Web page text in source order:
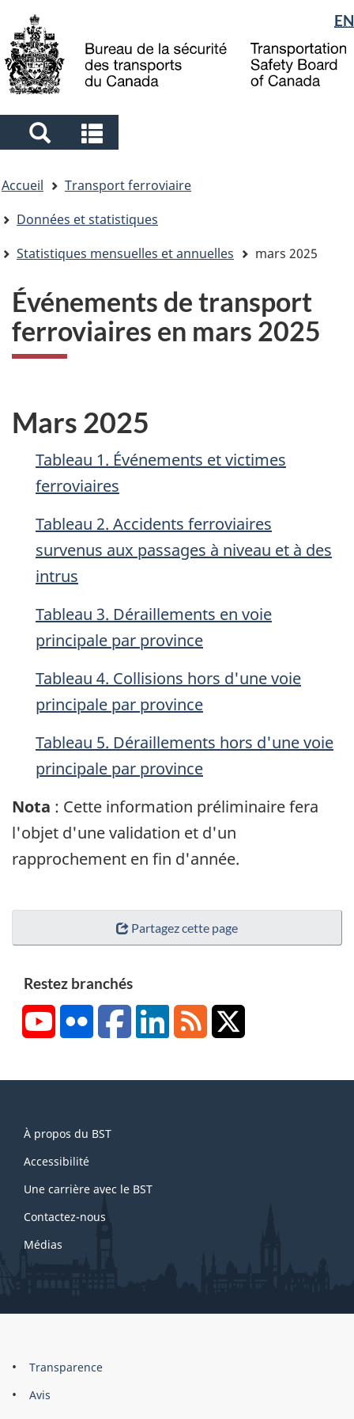
to
main
to
"About
government"
à
la
Sélection
de
la
langue
EN
Search
and
menus
and
menus
êtes
ici
Accueil
Transport ferroviaire
Données et statistiques
Statistiques mensuelles et annuelles
mars 2025
Événements de transport
ferroviaires en mars 2025
Mars 2025
Tableau 1. Événements et victimes
ferroviaires
Tableau 2. Accidents ferroviaires
survenus aux passages à niveau et à des
intrus
Tableau 3. Déraillements en voie
principale par province
Tableau 4. Collisions hors d'une voie
principale par province
Tableau 5. Déraillements hors d'une voie
principale par province
Nota : Cette information préliminaire fera
l'objet d'une validation et d'un
rapprochement en fin d'année.
Partagez cette page
Restez branchés
YouTubeFlickr FacebookLinkedInRSS
this
site
À propos du BST
Accessibilité
Une carrière avec le BST
Contactez-nous
Médias
About
this
Brand
Transparence
Avis